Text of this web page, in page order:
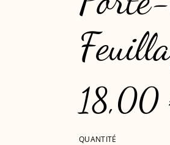
QUANTITÉ